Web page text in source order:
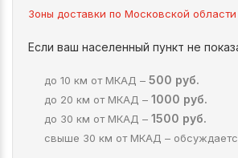
Зоны доставки по Московской области
Если ваш населенный пункт не
до 10 км от МКАД – 500 руб.
до 20 км от МКАД – 1000 руб.
до 30 км от МКАД – 1500 руб.
свыше 30 км от МКАД –